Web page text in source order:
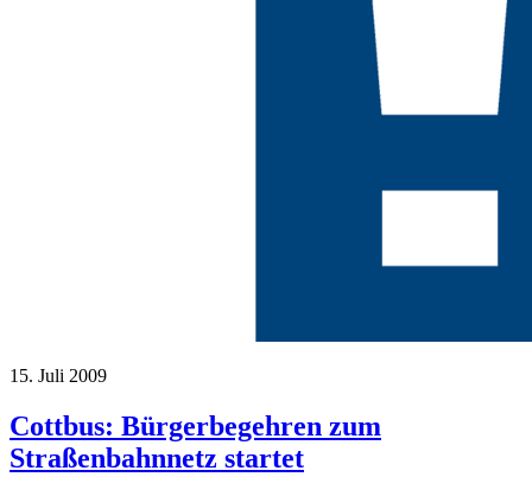
15. Juli 2009
Cottbus: Bürgerbegehren zum
Straßenbahnnetz startet